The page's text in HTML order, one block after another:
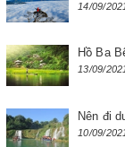
14/09/
Hồ Ba
13/09/
Nên đi
10/09/